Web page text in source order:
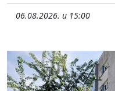
06.08.2026. u 15:00